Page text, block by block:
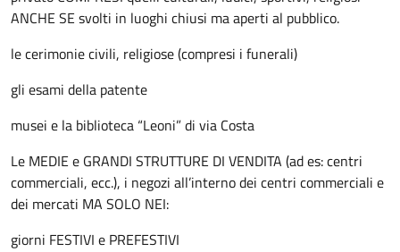
ANCHE SE svolti in luoghi chiusi ma aperti al pubblico.
le cerimonie civili, religiose (compresi i funerali)
gli esami della patente
musei e la biblioteca “Leoni” di via Costa
Le MEDIE e GRANDI STRUTTURE DI VENDITA (ad es: centri
commerciali, ecc.), i negozi all’interno dei centri commerciali e
dei mercati MA SOLO NEI:
giorni FESTIVI e PREFESTIVI